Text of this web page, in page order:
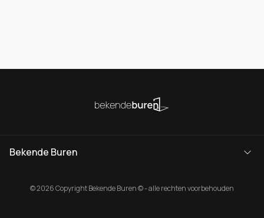
Bekende Buren
© 2026 Copyright Bekende Buren © - alle rechten voorbehouden